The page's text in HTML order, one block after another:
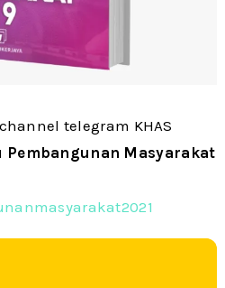
telegram KHAS
Pembangunan Masyarakat